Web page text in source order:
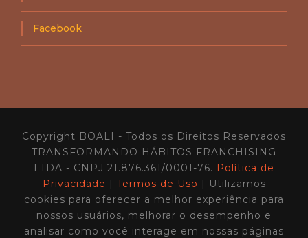
Facebook
Copyright BOALI - Todos os Direitos Reservados
TRANSFORMANDO HÁBITOS FRANCHISING
LTDA - CNPJ 21.876.361/0001-76. Política de
Privacidade
Termos de Uso | Utilizamos
cookies para oferecer a melhor experiência para
nossos usuários, melhorar o desempenho e
analisar como você interage em nossas páginas